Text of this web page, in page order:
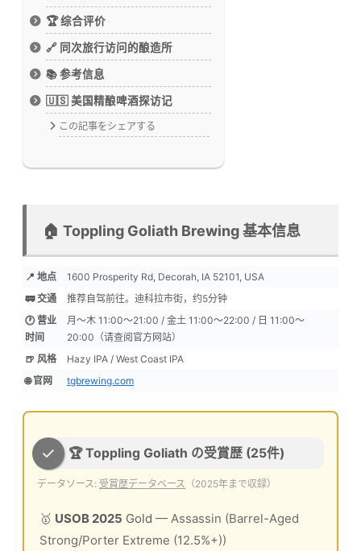
🏆 综合评价
🔗 同次旅行访问的酿造所
📚 参考信息
🇺🇸 美国精酿啤酒探访记
この記事をシェアする
🏠 Toppling Goliath Brewing 基本信息
📍 地点
1600 Prosperity Rd, Decorah, IA 52101, USA
🚃 交通
推荐自驾前往。迪科拉市街，约5分钟
🕐 营业
时间
月〜木 11:00〜21:00 / 金土 11:00〜22:00 / 日 11:00〜
20:00（请查阅官方网站）
🍺 风格
Hazy IPA / West Coast IPA
🌐 官网
tgbrewing.com
🏆 Toppling Goliath の受賞歴 (25件)
データソース: 受賞歴データベース （2025年まで収録）
🥇 USOB 2025 Gold — Assassin (Barrel-Aged
Strong/Porter Extreme (12.5%+))